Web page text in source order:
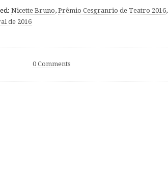
Nicette Bruno, Prêmio Cesgranrio de Teatro 2016,
de 2016
0 Comments